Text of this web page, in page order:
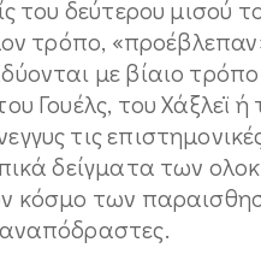
του δεύτερου μισού
τρόπο,
με βίαιο τρόπο
Γουέλς, του Χάξλεϊ ή
τις
δείγματα των
κόσμο των